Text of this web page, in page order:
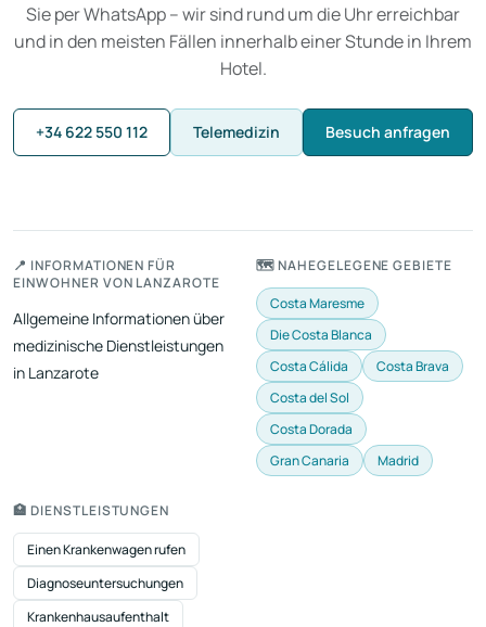
Sie per WhatsApp – wir sind rund um die Uhr erreichbar
und in den meisten Fällen innerhalb einer Stunde in Ihrem
Hotel.
+34 622 550 112 Telemedizin Besuch anfragen
📍 INFORMATIONEN FÜR
EINWOHNER VON LANZAROTE
Allgemeine Informationen über
medizinische Dienstleistungen
in Lanzarote
🗺️ NAHEGELEGENE GEBIETE
Costa Maresme
Die Costa Blanca
Costa Cálida
Costa Brava
Costa del Sol
Costa Dorada
Gran Canaria
Madrid
🏥 DIENSTLEISTUNGEN
Einen Krankenwagen rufen
Diagnoseuntersuchungen
Krankenhausaufenthalt